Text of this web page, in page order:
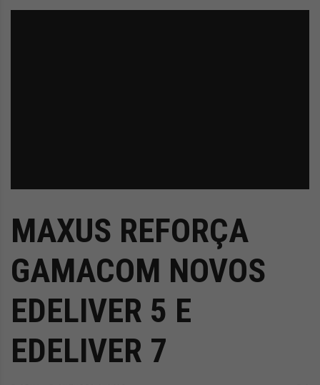
MAXUS REFORÇA
GAMACOM NOVOS
EDELIVER 5 E
EDELIVER 7